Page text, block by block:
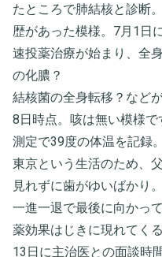
たところで肺結核と診断
歴があった模様。7月1日
速投薬治療が始まり、全
の化膿？
結核菌の全身転移？など
8日時点。咳は無い模様
測定で39度の体温を記録
東京という生活のため、
見れずに歯がゆいばかり
一進一退で最後に向かっ
薬効果はじきに現れてく
13日に主治医との面談時